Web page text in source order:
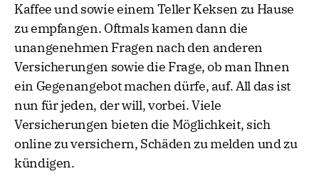
Kaffee und sowie einem Teller Keksen zu Hause
zu empfangen. Oftmals kamen dann die
unangenehmen Fragen nach den anderen
Versicherungen sowie die Frage, ob man Ihnen
ein Gegenangebot machen dürfe, auf. All das ist
nun für jeden, der will, vorbei. Viele
Versicherungen bieten die Möglichkeit, sich
online zu versichern, Schäden zu melden und zu
kündigen.